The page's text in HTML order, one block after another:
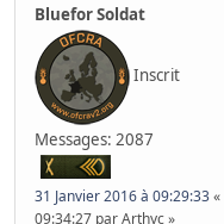
Bluefor Soldat
Inscrit
Messages: 2087
31 Janvier 2016 à 09:29:33
09:34:27 par Arthyc